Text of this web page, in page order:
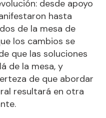
desde apoyo
hasta
de la mesa de
los cambios se
que las soluciones
de la mesa, y
de que abordar
resultará en otra